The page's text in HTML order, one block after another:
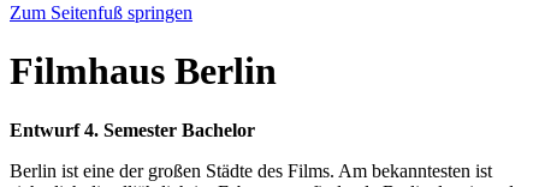
Zum Seitenfuß springen
Filmhaus Berlin
Entwurf 4. Semester Bachelor
Berlin ist eine der großen Städte des Films. Am bekanntesten ist